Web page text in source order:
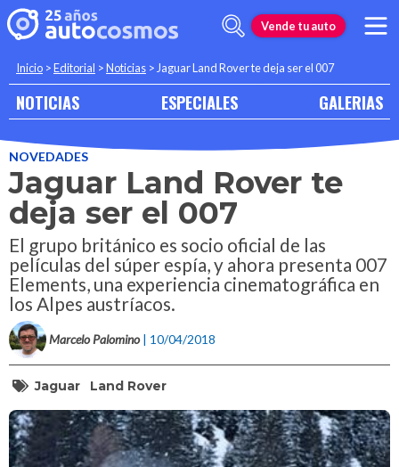
Vende tu auto
Inicio >Editorial >Noticias >Jaguar Land Rover te deja ser el 007
NOTICIAS ESPECIALES GALERIAS
NOVEDADES
Jaguar Land Rover te
deja ser el 007
El grupo británico es socio oficial de las
películas del súper espía, y ahora presenta 007
Elements, una experiencia cinematográfica en
los Alpes austríacos.
Marcelo Palomino | 10/04/2018
Jaguar Land Rover